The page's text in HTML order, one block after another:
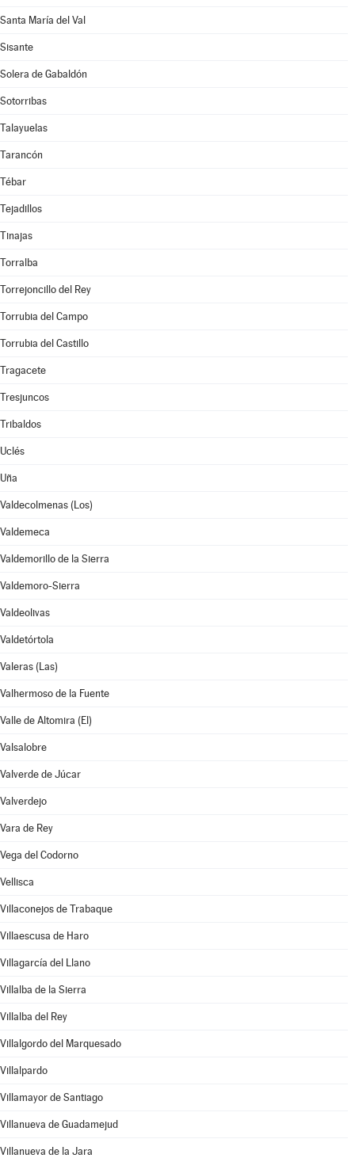
Santa María del Val
Sisante
Solera de Gabaldón
Sotorribas
Talayuelas
Tarancón
Tébar
Tejadillos
Tinajas
Torralba
Torrejoncillo del Rey
Torrubia del Campo
Torrubia del Castillo
Tragacete
Tresjuncos
Tribaldos
Uclés
Uña
Valdecolmenas (Los)
Valdemeca
Valdemorillo de la Sierra
Valdemoro-Sierra
Valdeolivas
Valdetórtola
Valeras (Las)
Valhermoso de la Fuente
Valle de Altomira (El)
Valsalobre
Valverde de Júcar
Valverdejo
Vara de Rey
Vega del Codorno
Vellisca
Villaconejos de Trabaque
Villaescusa de Haro
Villagarcía del Llano
Villalba de la Sierra
Villalba del Rey
Villalgordo del Marquesado
Villalpardo
Villamayor de Santiago
Villanueva de Guadamejud
Villanueva de la Jara